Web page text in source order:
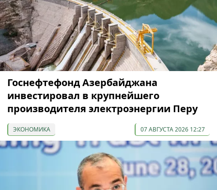
Госнефтефонд Азербайджана
инвестировал в крупнейшего
производителя электроэнергии Перу
ЭКОНОМИКА 07 АВГУСТА 2026 12:27